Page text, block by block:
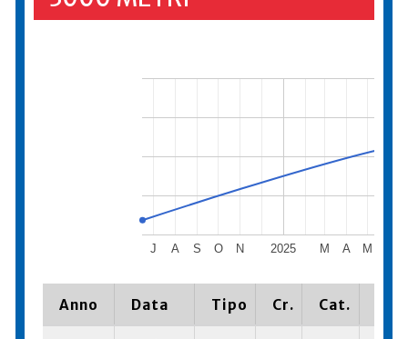
2025
J A S O N M A M
Anno Data Tipo Cr. Cat.